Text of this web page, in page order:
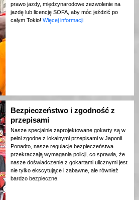
prawo jazdy, międzynarodowe zezwolenie na
jazdę lub licencję SOFA, aby móc jeździć po
całym Tokio! Więcej informacji
Bezpieczeństwo i zgodność z
przepisami
Nasze specjalnie zaprojektowane gokarty są w
pełni zgodne z lokalnymi przepisami w Japonii.
Ponadto, nasze regulacje bezpieczeństwa
przekraczają wymagania policji, co sprawia, że
nasze doświadczenie z gokartami ulicznymi jest
nie tylko ekscytujące i zabawne, ale również
bardzo bezpieczne.